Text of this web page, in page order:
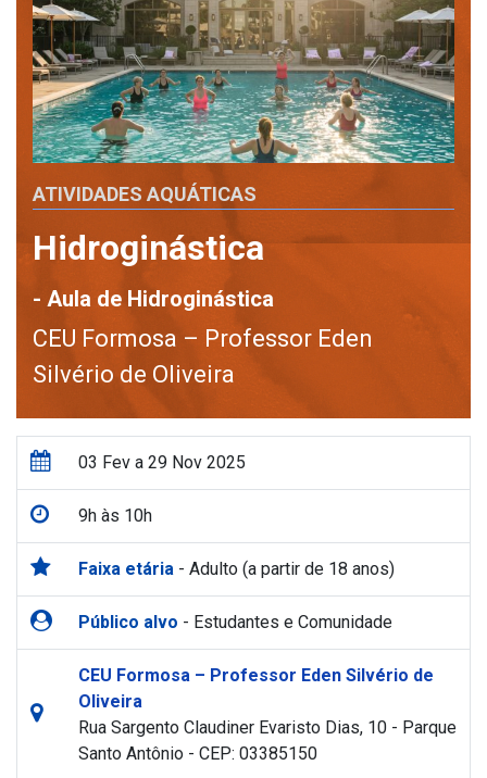
ATIVIDADES AQUÁTICAS
Hidroginástica
- Aula de Hidroginástica
CEU Formosa – Professor Eden
Silvério de Oliveira
03 Fev a 29 Nov 2025
9h às 10h
Faixa etária - Adulto (a partir de 18 anos)
Público alvo - Estudantes e Comunidade
CEU Formosa – Professor Eden Silvério de
Oliveira
Rua Sargento Claudiner Evaristo Dias, 10 - Parque
Santo Antônio - CEP: 03385150